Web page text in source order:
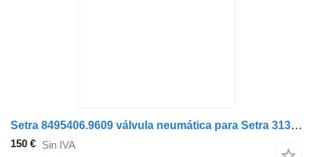
Setra 8495406.9609 válvula neumática para Setra 313UL autobús
150 € Sin IVA